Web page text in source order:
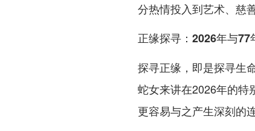
分热情投入到艺术、慈
正缘探寻：2026年与77
探寻正缘，即是探寻生
蛇女来讲在2026年的特
更容易与之产生深刻的